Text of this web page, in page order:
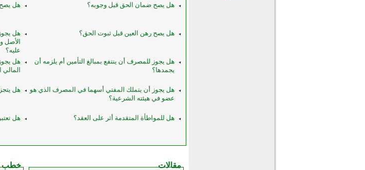
هل يصح ضمان الحق قبل وجوبه؟ هل
هل يصح رهن العين قبل ثبوت الحق؟
هل
الأصل
عليه؟
هل يجوز للمصرف أن ينتفع بمبالغ التأمين أم يلزمه أن
يجمدها؟
هل
هل يجوز أن يتملك المفتي أسهما في المصرف الذي هو
عضو في هيئته الشرعية؟
هل
هل للمواطأة المتقدمة أثر على العقد؟ هل
مقالات خطب